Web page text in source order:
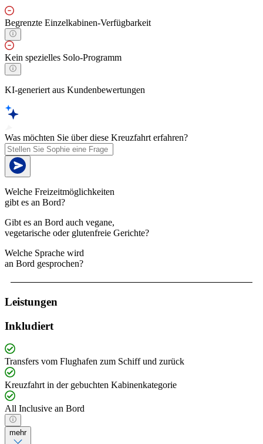
Begrenzte Einzelkabinen-Verfügbarkeit
Kein spezielles Solo-Programm
KI-generiert aus Kundenbewertungen
Was möchten Sie über diese Kreuzfahrt erfahren?
Welche Freizeitmöglichkeiten
gibt es an Bord?
Gibt es an Bord auch vegane,
vegetarische oder glutenfreie Gerichte?
Welche Sprache wird
an Bord gesprochen?
Leistungen
Inkludiert
Transfers vom Flughafen zum Schiff und zurück
Kreuzfahrt in der gebuchten Kabinenkategorie
All Inclusive an Bord
mehr